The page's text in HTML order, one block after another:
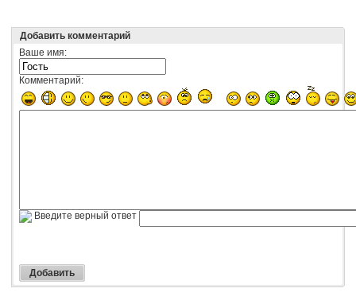
Добавить комментарий
Ваше имя:
Комментарий:
Введите верный ответ